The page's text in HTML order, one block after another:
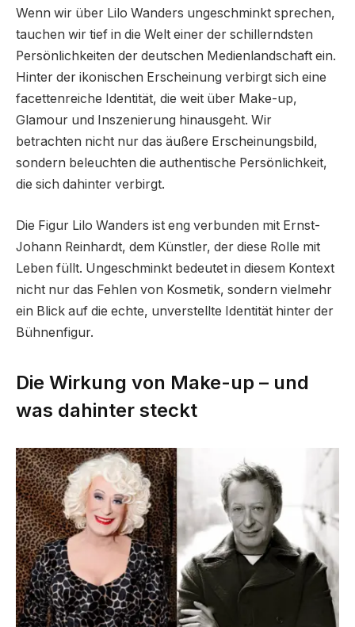
Wenn wir über Lilo Wanders ungeschminkt sprechen,
tauchen wir tief in die Welt einer der schillerndsten
Persönlichkeiten der deutschen Medienlandschaft ein.
Hinter der ikonischen Erscheinung verbirgt sich eine
facettenreiche Identität, die weit über Make-up,
Glamour und Inszenierung hinausgeht. Wir
betrachten nicht nur das äußere Erscheinungsbild,
sondern beleuchten die authentische Persönlichkeit,
die sich dahinter verbirgt.
Die Figur Lilo Wanders ist eng verbunden mit Ernst-
Johann Reinhardt, dem Künstler, der diese Rolle mit
Leben füllt. Ungeschminkt bedeutet in diesem Kontext
nicht nur das Fehlen von Kosmetik, sondern vielmehr
ein Blick auf die echte, unverstellte Identität hinter der
Bühnenfigur.
Die Wirkung von Make-up – und
was dahinter steckt